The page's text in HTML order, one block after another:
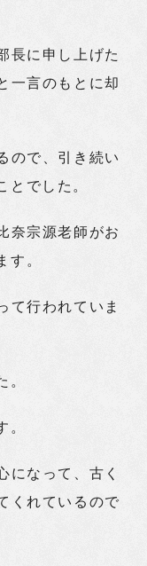
長に申し上げた
一言のもとに却
ので、引き続い
とでした。
奈宗源老師がお
す。
て行われていま
。
。
になって、古く
くれているので